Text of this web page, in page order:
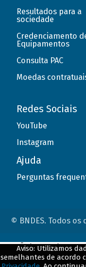
Resultados para a
sociedade
Credenciamento
Equipamentos
Consulta PAC
Moedas
Redes Sociais
YouTube
Instagram
Ajuda
Perguntas
© BNDES. Todos
Aviso: Utilizamos
semelhantes de acordo
ConteÃºdo
${title}${badge}